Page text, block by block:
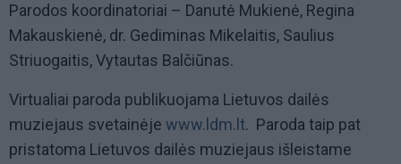
Parodos koordinatoriai – Danutė Mukienė, Regina
Makauskienė, dr. Gediminas Mikelaitis, Saulius
Striuogaitis, Vytautas Balčiūnas.
Virtualiai paroda publikuojama Lietuvos dailės
muziejaus svetainėje www.ldm.lt. Paroda taip pat
pristatoma Lietuvos dailės muziejaus išleistame